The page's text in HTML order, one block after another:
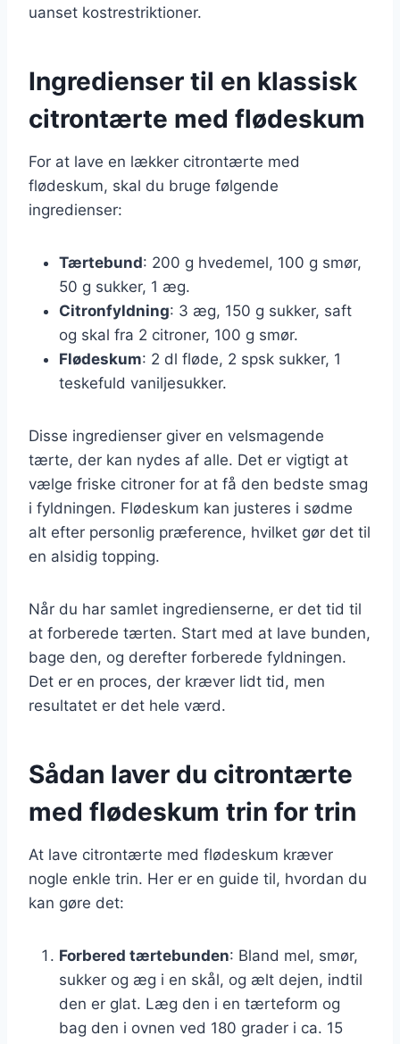
uanset kostrestriktioner.
Ingredienser til en klassisk
citrontærte med flødeskum
For at lave en lækker citrontærte med
flødeskum, skal du bruge følgende
ingredienser:
Tærtebund: 200 g hvedemel, 100 g smør,
50 g sukker, 1 æg.
Citronfyldning: 3 æg, 150 g sukker, saft
og skal fra 2 citroner, 100 g smør.
Flødeskum: 2 dl fløde, 2 spsk sukker, 1
teskefuld vaniljesukker.
Disse ingredienser giver en velsmagende
tærte, der kan nydes af alle. Det er vigtigt at
vælge friske citroner for at få den bedste smag
i fyldningen. Flødeskum kan justeres i sødme
alt efter personlig præference, hvilket gør det til
en alsidig topping.
Når du har samlet ingredienserne, er det tid til
at forberede tærten. Start med at lave bunden,
bage den, og derefter forberede fyldningen.
Det er en proces, der kræver lidt tid, men
resultatet er det hele værd.
Sådan laver du citrontærte
med flødeskum trin for trin
At lave citrontærte med flødeskum kræver
nogle enkle trin. Her er en guide til, hvordan du
kan gøre det:
Forbered tærtebunden: Bland mel, smør,
sukker og æg i en skål, og ælt dejen, indtil
den er glat. Læg den i en tærteform og
bag den i ovnen ved 180 grader i ca. 15